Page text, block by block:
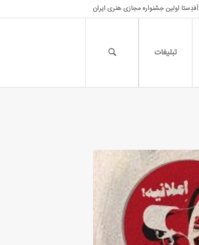
اَفدِستا اولین جشنواره مجازی هنری ایران
تبلیغات